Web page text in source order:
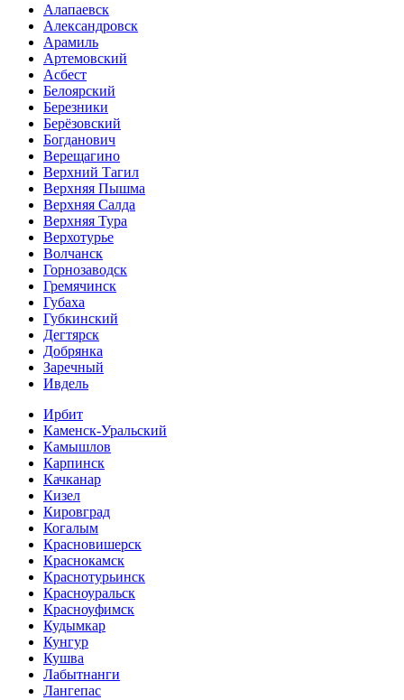
Алапаевск
Александровск
Арамиль
Артемовский
Асбест
Белоярский
Березники
Берёзовский
Богданович
Верещагино
Верхний Тагил
Верхняя Пышма
Верхняя Салда
Верхняя Тура
Верхотурье
Волчанск
Горнозаводск
Гремячинск
Губаха
Губкинский
Дегтярск
Добрянка
Заречный
Ивдель
Ирбит
Каменск-Уральский
Камышлов
Карпинск
Качканар
Кизел
Кировград
Когалым
Красновишерск
Краснокамск
Краснотурьинск
Красноуральск
Красноуфимск
Кудымкар
Кунгур
Кушва
Лабытнанги
Лангепас